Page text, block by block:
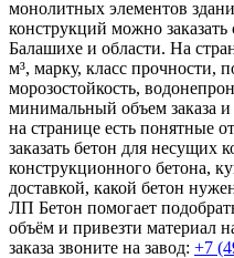
монолитных элементов
конструкций можно
Балашихе и области. На
м³, марку, класс прочности,
морозостойкость,
минимальный объем заказа и
на странице есть понятные
заказать бетон для несущих
конструкционного бетона,
доставкой, какой бетон
ЛП Бетон помогает
объём и привезти материал
заказа звоните на завод: +7